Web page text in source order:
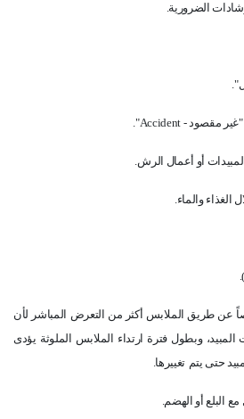
الضرورية.
"غير مقصود -Accident
".
أو أعمال الرش.
الغذاء والماء.
عن طريق الملابس أكثر من التعرض المباشر لأن
المبيد، وبطول فترة ارتداء الملابس الملوثة يؤدى
حتى يتم تغييرها.
البلع أو الهضم.